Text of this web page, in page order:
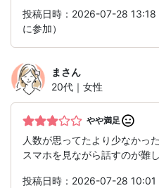
投稿日時：2026-07-28 13:18
に参加）
ま さん
20代｜女性
やや満足
人数が思ってたより少なかった
スマホを見ながら話すのが難
投稿日時：2026-07-28 10:01